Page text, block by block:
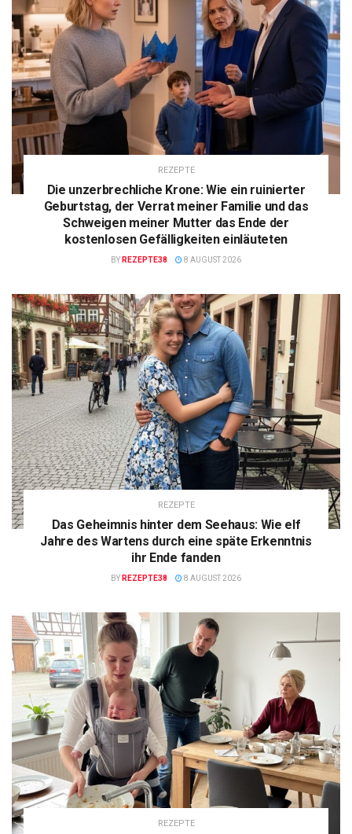
REZEPTE
Die unzerbrechliche Krone: Wie ein ruinierter
Geburtstag, der Verrat meiner Familie und das
Schweigen meiner Mutter das Ende der
kostenlosen Gefälligkeiten einläuteten
BY REZEPTE38 8 AUGUST 2026
REZEPTE
Das Geheimnis hinter dem Seehaus: Wie elf
Jahre des Wartens durch eine späte Erkenntnis
ihr Ende fanden
BY REZEPTE38 8 AUGUST 2026
REZEPTE